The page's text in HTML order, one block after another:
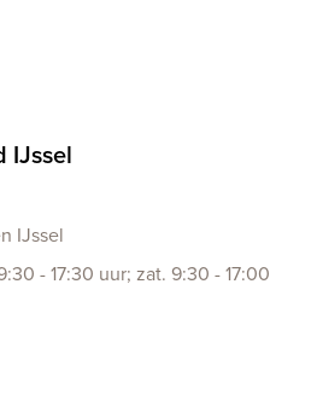
IJssel
IJssel
- 17:30 uur; zat. 9:30 - 17:00